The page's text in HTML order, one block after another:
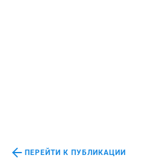
ПЕРЕЙТИ К ПУБЛИКАЦИИ